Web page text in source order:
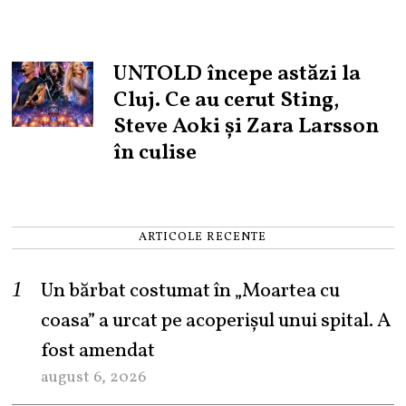
UNTOLD începe astăzi la
Cluj. Ce au cerut Sting,
Steve Aoki și Zara Larsson
în culise
ARTICOLE RECENTE
Un bărbat costumat în „Moartea cu
coasa” a urcat pe acoperișul unui spital. A
fost amendat
august 6, 2026